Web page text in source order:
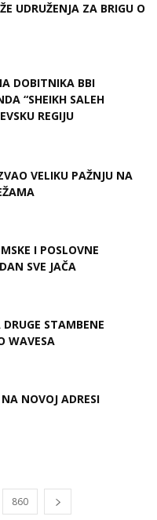
UDRUŽENJA ZA BRIGU O
DOBITNIKA BBI
“SHEIKH SALEH
REGIJU
VELIKU PAŽNJU NA
I POSLOVNE
SVE JAČA
STAMBENE
WAVESA
NOVOJ ADRESI
860